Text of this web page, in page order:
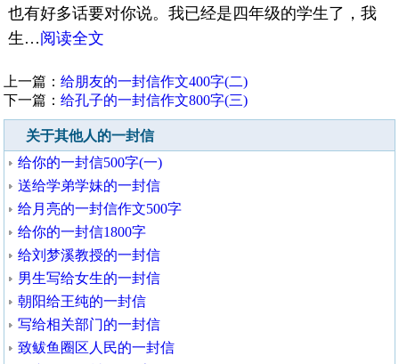
也有好多话要对你说。我已经是四年级的学生了，我
生…阅读全文
上一篇：给朋友的一封信作文400字(二)
下一篇：给孔子的一封信作文800字(三)
关于其他人的一封信
给你的一封信500字(一)
送给学弟学妹的一封信
给月亮的一封信作文500字
给你的一封信1800字
给刘梦溪教授的一封信
男生写给女生的一封信
朝阳给王纯的一封信
写给相关部门的一封信
致鲅鱼圈区人民的一封信